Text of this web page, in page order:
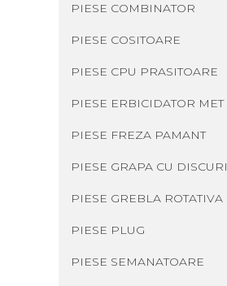
PIESE COMBINATOR
PIESE COSITOARE
PIESE CPU PRASITOARE
PIESE ERBICIDATOR MET
PIESE FREZA PAMANT
PIESE GRAPA CU DISCURI
PIESE GREBLA ROTATIVA
PIESE PLUG
PIESE SEMANATOARE